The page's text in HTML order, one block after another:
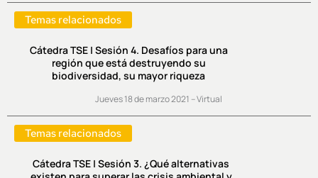
Temas relacionados
Cátedra TSE | Sesión 4. Desafíos para una
región que está destruyendo su
biodiversidad, su mayor riqueza
Jueves 18 de marzo 2021 – Virtual
Temas relacionados
Cátedra TSE | Sesión 3. ¿Qué alternativas